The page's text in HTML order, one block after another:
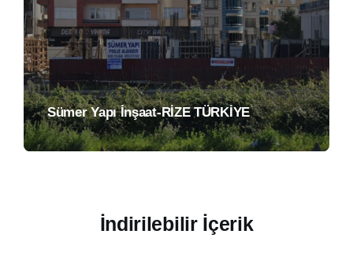
Sümer Yapı İnşaat-RİZE TÜRKİYE
İndirilebilir İçerik